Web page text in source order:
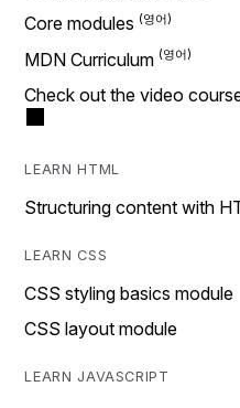
Core modules
MDN Curriculum
Check out the video
LEARN HTML
Structuring content with
LEARN CSS
CSS styling basics module
CSS layout module
LEARN JAVASCRIPT